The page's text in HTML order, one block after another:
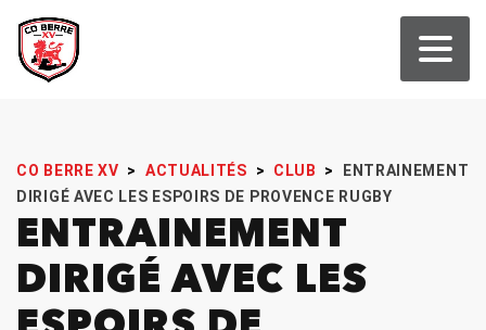
CO BERRE XV > ACTUALITÉS > CLUB >
ENTRAINEMENT
DIRIGÉ AVEC LES ESPOIRS DE PROVENCE RUGBY
ENTRAINEMENT
DIRIGÉ AVEC LES